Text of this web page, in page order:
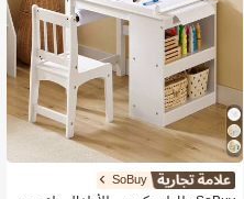
SoBuy